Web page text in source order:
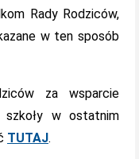
Rady Rodziców,
w ten sposób
za wsparcie
szkoły w ostatnim
TUTAJ.